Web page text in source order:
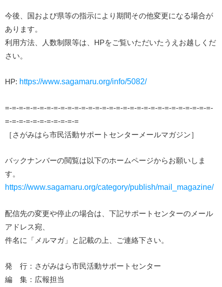
今後、国および県等の指示により期間その他変更になる場合が
あります。
利用方法、人数制限等は、HPをご覧いただいたうえお越しくだ
さい。
HP: https://www.sagamaru.org/info/5082/
=-=-=-=-=-=-=-=-=-=-=-=-=-=-=-=-=-=-=-=-=-=-=-=-=-=-=-=-=-=-
=-=-=-=-=-=-=-=-=-=-=
［さがみはら市民活動サポートセンターメールマガジン］
バックナンバーの閲覧は以下のホームページからお願いしま
す。
https://www.sagamaru.org/category/publish/mail_magazine/
配信先の変更や停止の場合は、下記サポートセンターのメール
アドレス宛、
件名に「メルマガ」と記載の上、ご連絡下さい。
発 行：さがみはら市民活動サポートセンター
編 集：広報担当